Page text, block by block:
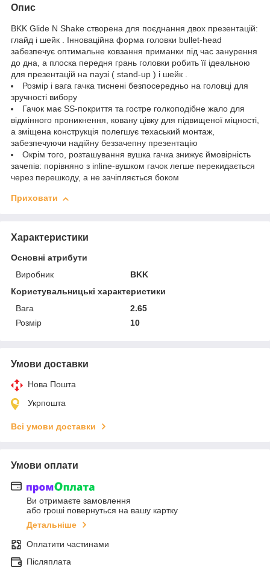
Опис
BKK Glide N Shake створена для поєднання двох презентацій:
глайд і шейк . Інноваційна форма головки bullet-head
забезпечує оптимальне ковзання приманки під час занурення
до дна, а плоска передня грань головки робить її ідеальною
для презентацій на паузі ( stand-up ) і шейк .
Розмір і вага гачка тиснені безпосередньо на головці для
зручності вибору
Гачок має SS-покриття та гостре голкоподібне жало для
відмінного проникнення, ковану цівку для підвищеної міцності,
а зміщена конструкція полегшує техаський монтаж,
забезпечуючи надійну беззачепну презентацію
Окрім того, розташування вушка гачка знижує ймовірність
зачепів: порівняно з inline-вушком гачок легше перекидається
через перешкоду, а не зачіпляється боком
Приховати
Характеристики
Основні атрибути
Виробник
BKK
Користувальницькі характеристики
Вага
2.65
Розмір
10
Умови доставки
Нова Пошта
Укрпошта
Всі умови доставки
Умови оплати
Ви отримаєте замовлення
або гроші повернуться на вашу картку
Детальніше
Оплатити частинами
Післяплата